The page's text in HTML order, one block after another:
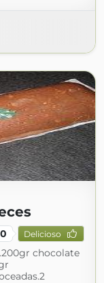
0 Delicioso
chocolate